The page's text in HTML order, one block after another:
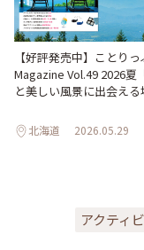
【好評発売中】ことりっ
Magazine Vol.49 2026夏
と美しい風景に出会える
北海道 2026.05.29
アクティ